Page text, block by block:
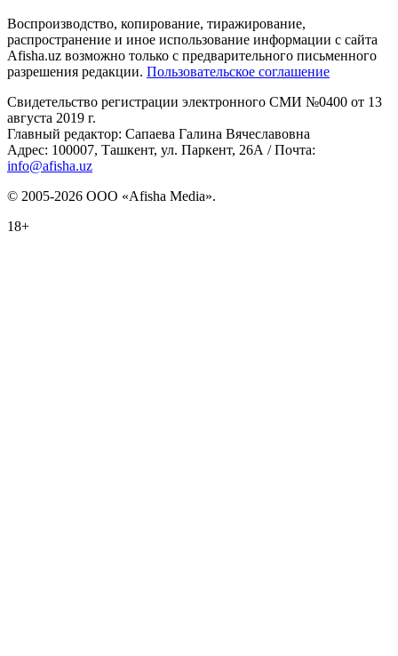
Воспроизводство, копирование, тиражирование,
распространение и иное использование информации с сайта
Afisha.uz возможно только с предварительного письменного
разрешения редакции. Пользовательское соглашение
Свидетельство регистрации электронного СМИ №0400 от 13
августа 2019 г.
Главный редактор: Сапаева Галина Вячеславовна
Адрес: 100007, Ташкент, ул. Паркент, 26А / Почта:
info@afisha.uz
© 2005-2026 ООО «Afisha Media».
18+